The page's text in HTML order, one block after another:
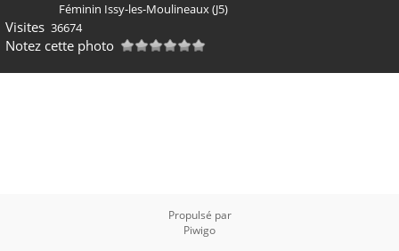
Féminin Issy-les-Moulineaux (J5)
Visites 36674
Notez cette photo
Propulsé par
Piwigo